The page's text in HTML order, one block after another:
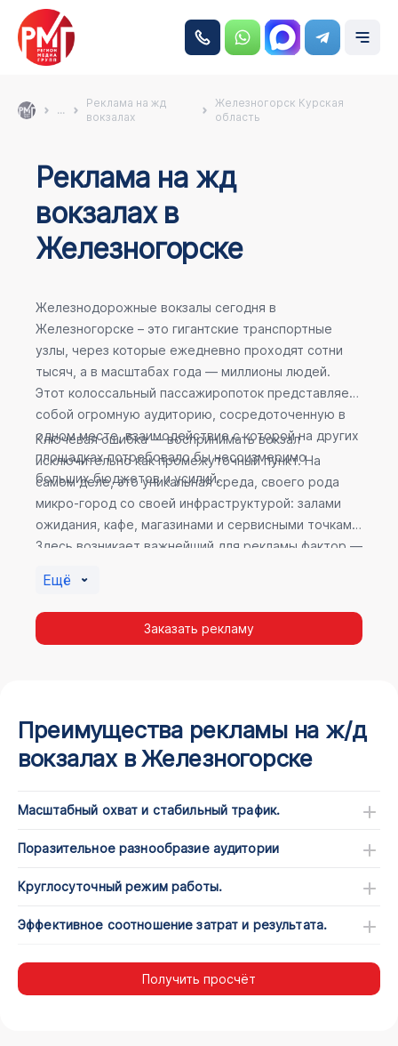
...
Реклама на жд
вокзалах
Железногорск Курская
область
Реклама на жд
вокзалах в
Железногорске
Железнодорожные вокзалы сегодня в
Железногорске – это гигантские транспортные
узлы, через которые ежедневно проходят сотни
тысяч, а в масштабах года — миллионы людей.
Этот колоссальный пассажиропоток представляет
собой огромную аудиторию, сосредоточенную в
одном месте, взаимодействие с которой на других
площадках потребовало бы несоизмеримо
больших бюджетов и усилий.
Ключевая ошибка — воспринимать вокзал
исключительно как промежуточный пункт. На
самом деле, это уникальная среда, своего рода
микро-город со своей инфраструктурой: залами
ожидания, кафе, магазинами и сервисными точками.
Здесь возникает важнейший для рекламы фактор —
пассажир максимально открыт для информации, а
его внимание не так рассеяно, как при беглом
просмотре постов в соцсетях.
Ещё
Заказать рекламу
Преимущества рекламы на ж/д
вокзалах в Железногорске
Масштабный охват и стабильный трафик.
Поразительное разнообразие аудитории
Круглосуточный режим работы.
Эффективное соотношение затрат и результата.
Получить просчёт